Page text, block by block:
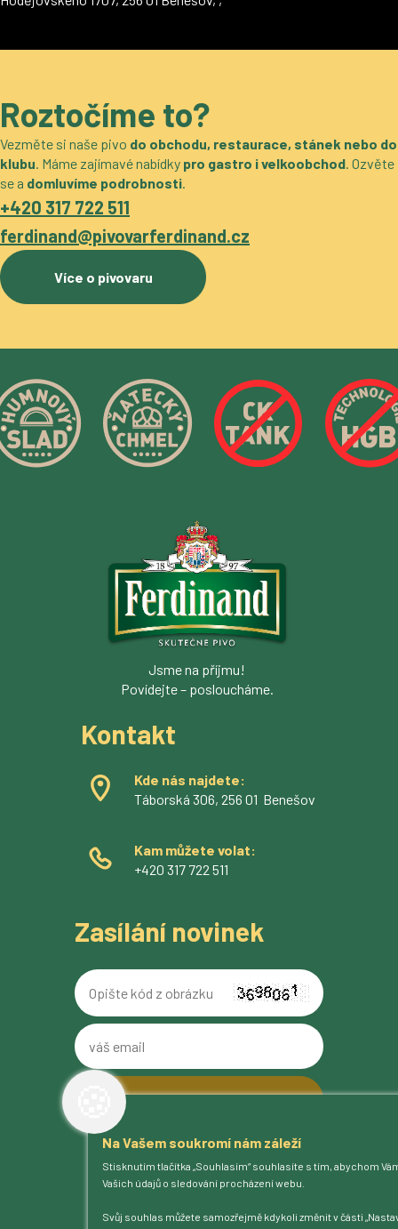
Na Vašem soukromí nám záleží
Stisknutím tlačítka „Souhlasím“ souhlasíte s tím, abychom
Vašich údajů o sledování procházení webu.
Svůj souhlas můžete samozřejmě kdykoli změnit v části
Roztočíme to?
Vezměte si naše pivo do obchodu, restaurace, stánek nebo do
klubu. Máme zajímavé nabídky pro gastro i velkoobchod. Ozvěte
se a domluvíme podrobnosti.
+420 317 722 511
ferdinand@pivovarferdinand.cz
Více o pivovaru
O pivovaru
Naše piva
Kam na Ferdinanda
Humnová sladovna
Jsme na příjmu!
Povídejte – posloucháme.
Kontakt
Kde nás najdete:
Táborská 306, 256 01 Benešov
Kam můžete volat:
+420 317 722 511
Zasílání novinek
Opište
kód
váš
email